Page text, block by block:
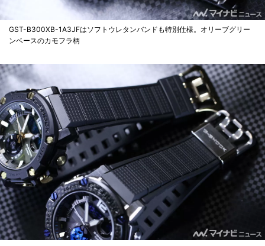
GST-B300XB-1A3JFはソフトウレタンバンドも特別仕様。オリーブグリー
ンベースのカモフラ柄